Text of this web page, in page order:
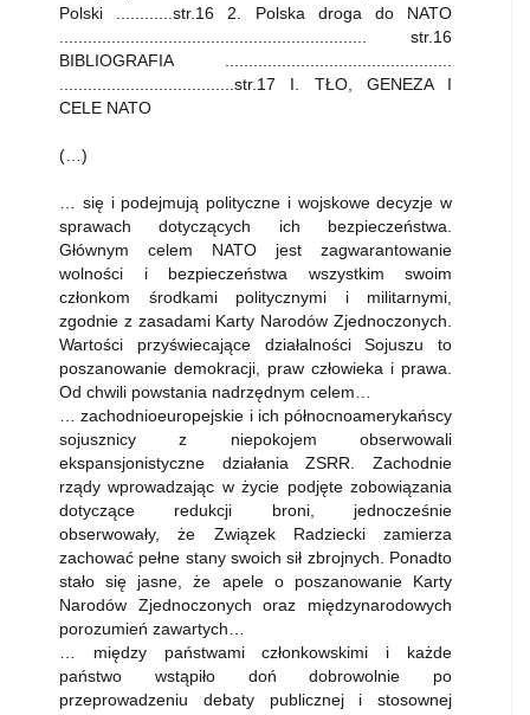
Polski ............str.16 2. Polska droga do NATO
................................................................. str.16
BIBLIOGRAFIA ................................................
.....................................str.17 I. TŁO, GENEZA I
CELE NATO
(…)
… się i podejmują polityczne i wojskowe decyzje w
sprawach dotyczących ich bezpieczeństwa.
Głównym celem NATO jest zagwarantowanie
wolności i bezpieczeństwa wszystkim swoim
członkom środkami politycznymi i militarnymi,
zgodnie z zasadami Karty Narodów Zjednoczonych.
Wartości przyświecające działalności Sojuszu to
poszanowanie demokracji, praw człowieka i prawa.
Od chwili powstania nadrzędnym celem…
… zachodnioeuropejskie i ich północnoamerykańscy
sojusznicy z niepokojem obserwowali
ekspansjonistyczne działania ZSRR. Zachodnie
rządy wprowadzając w życie podjęte zobowiązania
dotyczące redukcji broni, jednocześnie
obserwowały, że Związek Radziecki zamierza
zachować pełne stany swoich sił zbrojnych. Ponadto
stało się jasne, że apele o poszanowanie Karty
Narodów Zjednoczonych oraz międzynarodowych
porozumień zawartych…
… między państwami członkowskimi i każde
państwo wstąpiło doń dobrowolnie po
przeprowadzeniu debaty publicznej i stosownej